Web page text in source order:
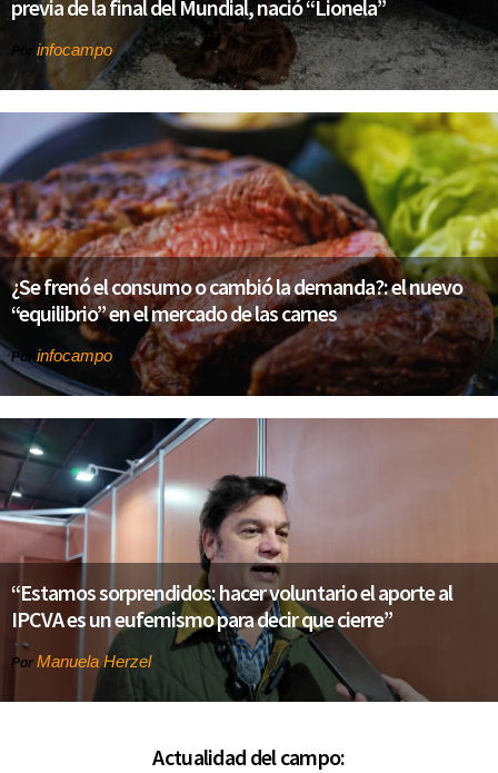
previa de la final del Mundial, nació “Lionela”
infocampo
¿Se frenó el consumo o cambió la demanda?: el nuevo
“equilibrio” en el mercado de las carnes
Por infocampo
“Estamos sorprendidos: hacer voluntario el aporte al
IPCVA es un eufemismo para decir que cierre”
Por Manuela Herzel
Actualidad del campo: